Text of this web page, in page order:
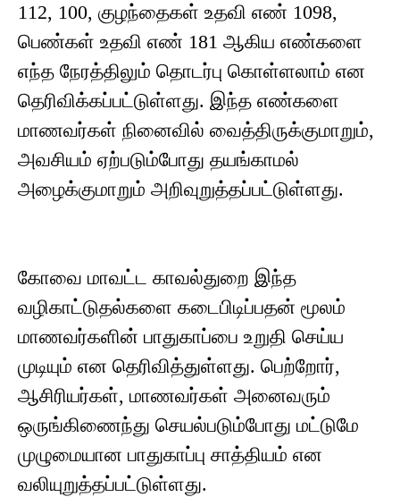
112, 100, குழந்தைகள் உதவி எண் 1098,
பெண்கள் உதவி எண் 181 ஆகிய எண்களை
எந்த நேரத்திலும் தொடர்பு கொள்ளலாம் என
தெரிவிக்கப்பட்டுள்ளது. இந்த எண்களை
மாணவர்கள் நினைவில் வைத்திருக்குமாறும்,
அவசியம் ஏற்படும்போது தயங்காமல்
அழைக்குமாறும் அறிவுறுத்தப்பட்டுள்ளது.
கோவை மாவட்ட காவல்துறை இந்த
வழிகாட்டுதல்களை கடைபிடிப்பதன் மூலம்
மாணவர்களின் பாதுகாப்பை உறுதி செய்ய
முடியும் என தெரிவித்துள்ளது. பெற்றோர்,
ஆசிரியர்கள், மாணவர்கள் அனைவரும்
ஒருங்கிணைந்து செயல்படும்போது மட்டுமே
முழுமையான பாதுகாப்பு சாத்தியம் என
வலியுறுத்தப்பட்டுள்ளது.